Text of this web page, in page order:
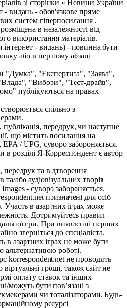
зі сторінки « Новини України
- видань - обов'язкове пряме
систем гіперпосилання .
в незалежності від
використання матеріалів.
інтернет - видань) - повинна бути
або в першому абзаці
"Думка", "Експертиза", "Заява",
"Вибори", "Тест-драйв",
публікуються на правах
спільно з
публікація, передрук, чи наступне
що містить посилання на
EPA / UPG, суворо забороняється.
в розділі Я-Корреспондент є автор
передрук та відтворення
та/або аудіовізуальних творів
- суворо забороняється.
призначені для осіб
Участь в азартних іграх може
Дотримуйтесь правил
гри. При виявленні перших
зверніться до спеціаліста.
в азартних іграх не може бути
альтернативою роботі.
korrespondent.net не проводить
віртуальні гроші, також сайт не
оплату ставок та інших
можуть бути пов’язані з
чи тоталізаторами. Будь-
ресурсі